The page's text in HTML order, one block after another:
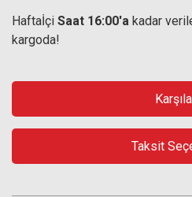
Haftaİçi Saat 16:00'a kadar
kargoda!
Taksit